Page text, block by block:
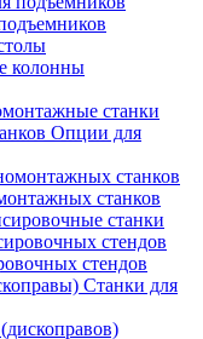
колонны
станки
Опции для
станков
станки
стендов
Станки для